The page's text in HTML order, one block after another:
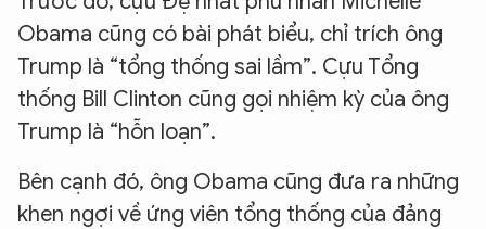
Obama cũng có bài phát biểu, chỉ trích ông
Trump là “tổng thống sai lầm”. Cựu Tổng
thống Bill Clinton cũng gọi nhiệm kỳ của ông
Trump là “hỗn loạn”.
Bên cạnh đó, ông Obama cũng đưa ra những
khen ngợi về ứng viên tổng thống của đảng